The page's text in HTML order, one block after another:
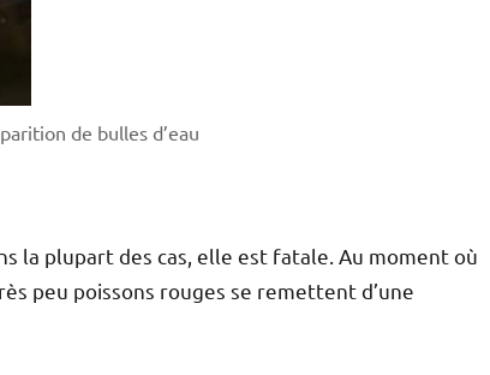
de bulles d’eau
la plupart des cas, elle est fatale. Au moment où
peu poissons rouges se remettent d’une